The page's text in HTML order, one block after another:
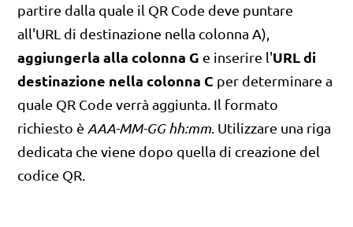
partire dalla quale il QR Code deve puntare
all'URL di destinazione nella colonna A),
aggiungerla alla colonna G e inserire l'URL di
destinazione nella colonna C per determinare a
quale QR Code verrà aggiunta. Il formato
richiesto è AAA-MM-GG hh:mm . Utilizzare una riga
dedicata che viene dopo quella di creazione del
codice QR.